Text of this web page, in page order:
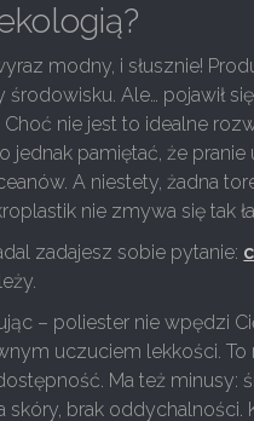
modny, i słusznie!
środowisku. Ale… pojawił
Choć nie jest to idealne
jednak pamiętać, że
A niestety, żadna
nie zmywa się tak
zadajesz sobie pytanie:
– poliester nie wpędzi
uczuciem lekkości. To
Ma też
skóry, brak